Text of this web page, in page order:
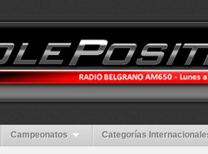
Campeonatos Categorías